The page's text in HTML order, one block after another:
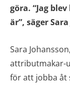
göra. “Jag
är”, säger
Sara
attributmakar-
för att jobba åt